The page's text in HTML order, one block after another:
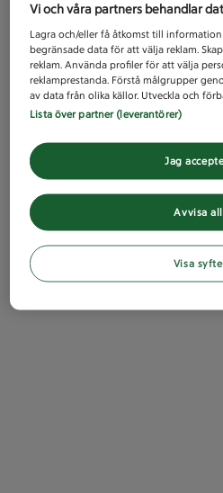
Vi och våra partners behandlar
Lagra och/eller få åtkomst till
begränsade data för att välja reklam.
reklam. Använda profiler för att välja
reklamprestanda. Förstå målgrupper
av data från olika källor. Utveckla och
Lista över partner (leverantörer)
Avvisa
Jag
Visa